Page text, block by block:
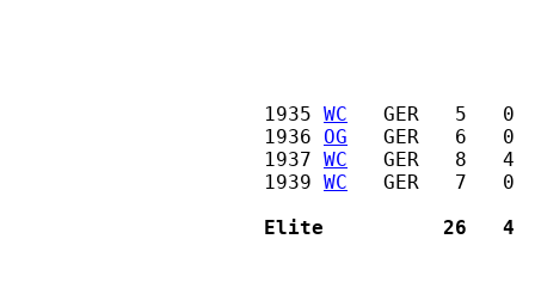
1935 WC
GER   5
1936 OG
GER   6
1937 WC
GER   8
1939 WC
GER   7
Elite          26   4